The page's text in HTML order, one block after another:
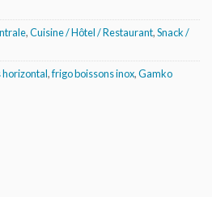
,Cuisine / Hôtel / Restaurant,Snack /
horizontal,frigo boissons inox,Gamko